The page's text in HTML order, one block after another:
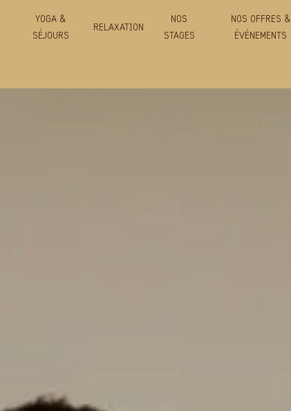
YOGA &
SÉJOURS
RELAXATION
NOS
STAGES
NOS OFFRES &
ÉVÉNEMENTS